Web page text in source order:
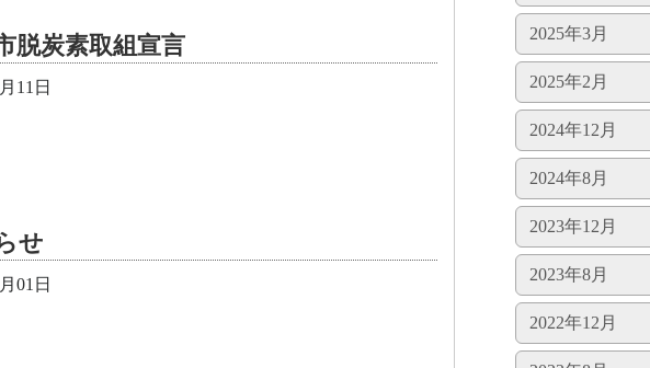
脱炭素取組宣言
11日
せ
01日
2025年3月
2025年2月
2024年12月
2024年8月
2023年12月
2023年8月
2022年12月